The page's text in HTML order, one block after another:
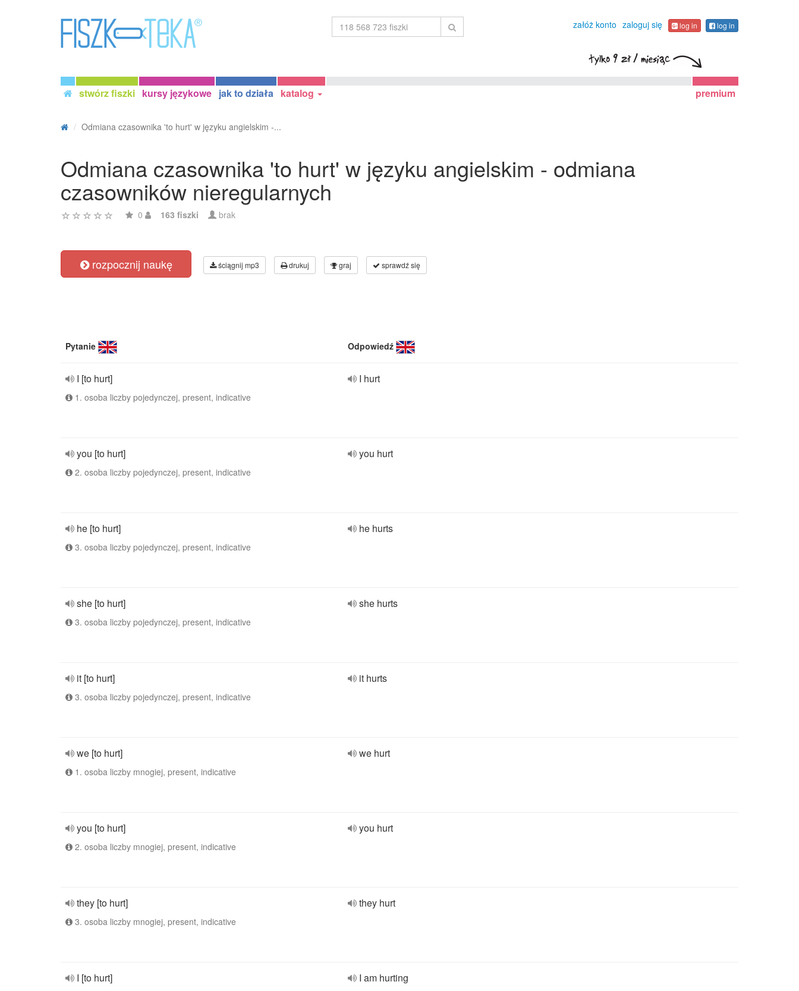
załóż konto zaloguj się log in log in
stwórz fiszki kursy językowe jak to działa katalog premium
Odmiana czasownika 'to hurt' w języku angielskim -...
Odmiana czasownika 'to hurt' w języku angielskim - odmiana
czasowników nieregularnych
0 163 fiszki brak
rozpocznij naukę ściągnij mp3 drukuj graj sprawdź się
Pytanie Odpowiedź
I [to hurt]
1. osoba liczby pojedynczej, present, indicative
I hurt
you [to hurt]
2. osoba liczby pojedynczej, present, indicative
you hurt
he [to hurt]
3. osoba liczby pojedynczej, present, indicative
he hurts
she [to hurt]
3. osoba liczby pojedynczej, present, indicative
she hurts
it [to hurt]
3. osoba liczby pojedynczej, present, indicative
it hurts
we [to hurt]
1. osoba liczby mnogiej, present, indicative
we hurt
you [to hurt]
2. osoba liczby mnogiej, present, indicative
you hurt
they [to hurt]
3. osoba liczby mnogiej, present, indicative
they hurt
I [to hurt] I am hurting